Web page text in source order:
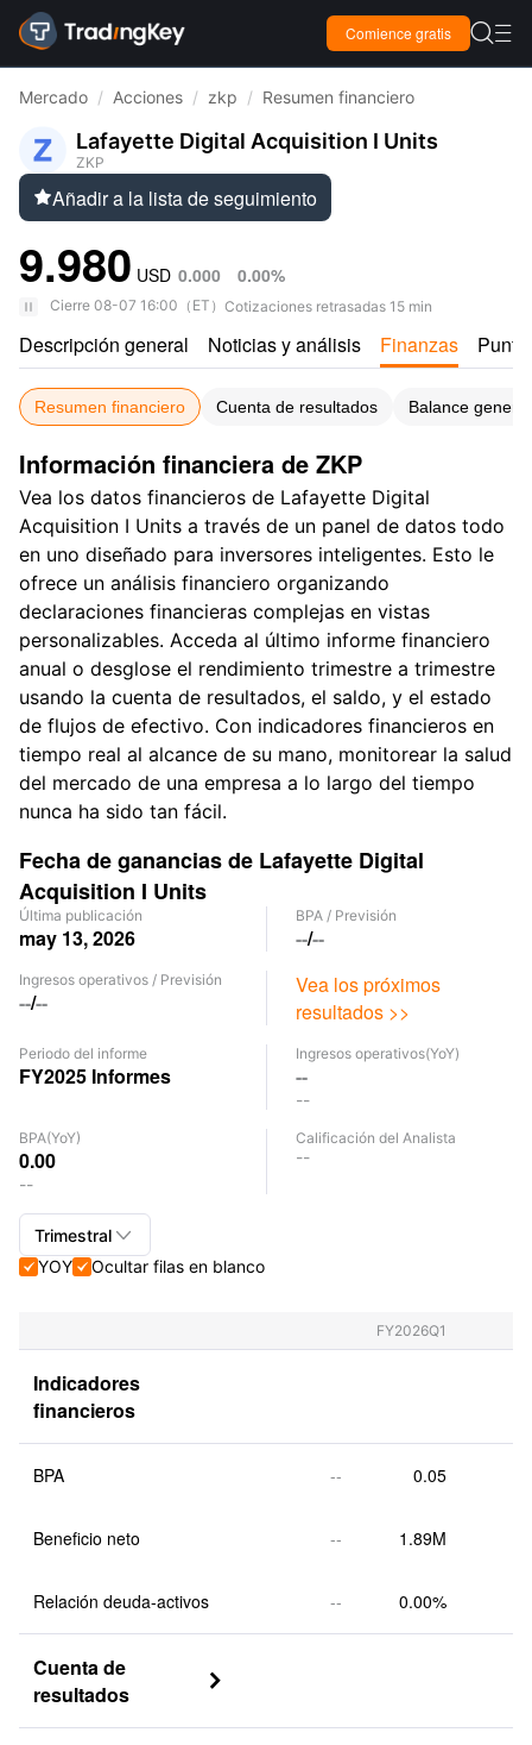
Comience gratis  
Mercado / Acciones / zkp / Resumen financiero
Lafayette Digital Acquisition I Units
ZKP
Añadir a la lista de seguimiento
9.980 USD 0.000 0.00%
Cierre 08-07 16:00 （ ET ） Cotizaciones retrasadas 15 min
Descripción general Noticias y análisis Finanzas
Resumen financiero Cuenta de resultados Balance general
Información financiera de ZKP
Vea los datos financieros de Lafayette Digital
Acquisition I Units a través de un panel de datos todo
en uno diseñado para inversores inteligentes. Esto le
ofrece un análisis financiero organizando
declaraciones financieras complejas en vistas
personalizables. Acceda al último informe financiero
anual o desglose el rendimiento trimestre a trimestre
usando la cuenta de resultados, el saldo, y el estado
de flujos de efectivo. Con indicadores financieros en
tiempo real al alcance de su mano, monitorear la salud
del mercado de una empresa a lo largo del tiempo
nunca ha sido tan fácil.
Fecha de ganancias de Lafayette Digital
Acquisition I Units
Última publicación
may 13, 2026
BPA / Previsión
--/--
Ingresos operativos / Previsión
--/--
Vea los próximos
resultados >>
Periodo del informe
FY2025 Informes
Ingresos operativos(YoY)
--
--
BPA(YoY)
0.00
--
Calificación del Analista
--
Trimestral 
YOYOcultar filas en blanco
FY2026Q1
Indicadores
financieros
BPA -- 0.05
Beneficio neto -- 1.89M
Relación deuda-activos -- 0.00%
Cuenta de
resultados
